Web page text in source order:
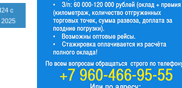
с
2025